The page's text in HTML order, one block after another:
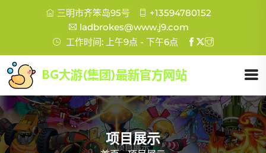
三明市齐笨岛95号
+13594780152
ladbrokes@www.j9.com
工作时间: 上午9点 - 下午6点
项目展示